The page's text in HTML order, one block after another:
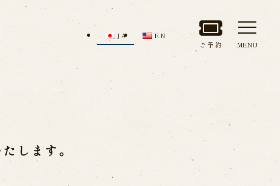
アクセス
質問
メールでお問い合わせ
問い合わせ
JA EN
ご予約 MENU
します。